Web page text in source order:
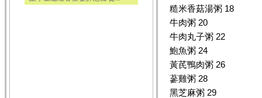
糙米香菇湯粥 18
牛肉粥 20
牛肉丸子粥 22
鮑魚粥 24
黃芪鴨肉粥 26
蔘雞粥 28
黑芝麻粥 29